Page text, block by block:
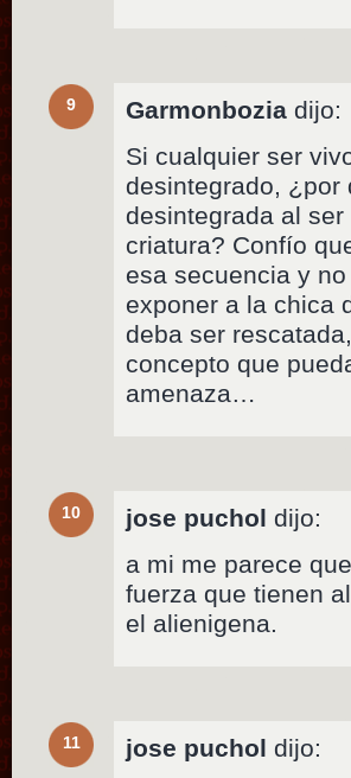
9 Garmonbozia dijo:
Si cualquier ser
desintegrado, ¿por
desintegrada al
criatura? Confío
esa secuencia y
exponer a la chica
deba ser
concepto que
amenaza…
10 jose puchol dijo:
a mi me parece
fuerza que tienen
el alienigena.
11 jose puchol dijo: